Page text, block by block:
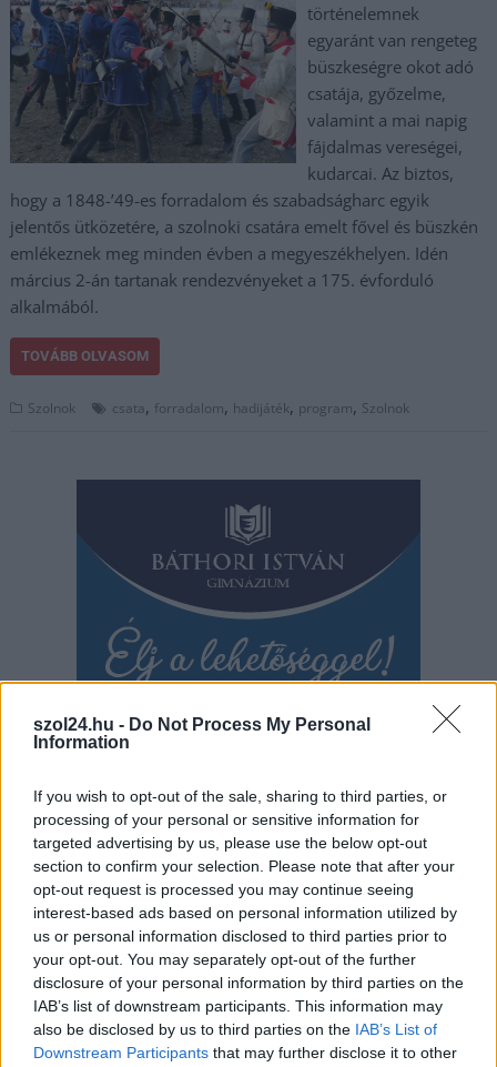
szol24.hu - Do Not Process My Personal
Information
If you wish to opt-out of the sale, sharing to third parties, or
processing of your personal or sensitive information for
targeted advertising by us, please use the below opt-out
section to confirm your selection. Please note that after your
opt-out request is processed you may continue seeing
interest-based ads based on personal information utilized by
us or personal information disclosed to third parties prior to
your opt-out. You may separately opt-out of the further
disclosure of your personal information by third parties on the
IAB’s list of downstream participants. This information may
also be disclosed by us to third parties on the IAB’s List of
Downstream Participants that may further disclose it to other
történelemnek
egyaránt van rengeteg
büszkeségre okot adó
csatája, győzelme,
valamint a mai napig
fájdalmas vereségei,
kudarcai. Az biztos,
hogy a 1848-’49-es forradalom és szabadságharc egyik
jelentős ütközetére, a szolnoki csatára emelt fővel és büszkén
emlékeznek meg minden évben a megyeszékhelyen. Idén
március 2-án tartanak rendezvényeket a 175. évforduló
alkalmából.
TOVÁBB OLVASOM
Szolnok csata, forradalom, hadijáték, program, Szolnok
Hírlevél feliratkozás
Adja meg keresztnevét:
Adja
meg e-mail címét:
Megismertem és elfogadom aGDPR-szabályzatot